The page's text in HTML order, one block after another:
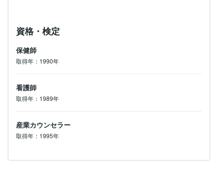
資格・検定
保健師
取得年：1990年
看護師
取得年：1989年
産業カウンセラー
取得年：1995年